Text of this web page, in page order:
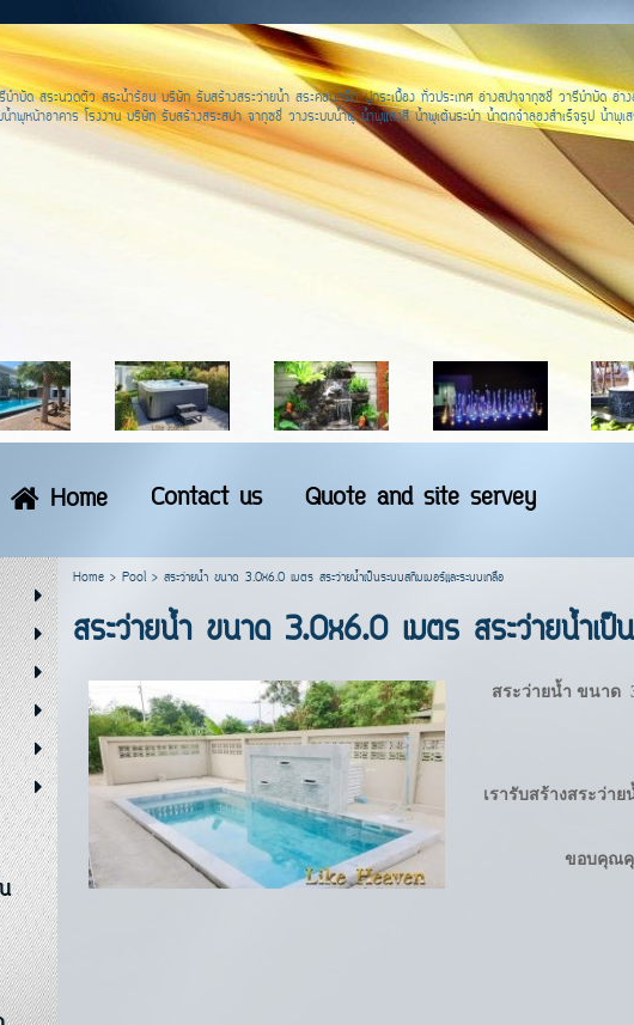
ำบัด สระนวดตัว สระน้ำร้อน บริษัท รับสร้างสระว่ายน้ำ สระคอนกรีต ปูกระเบื้อง ทั่วประเทศ อ่างสปาจากุซชี่ วารีบำบัด
พุหน้าอาคาร โรงงาน บริษัท รับสร้างสระสปา จากุซชี่ วางระบบน้ำพุ น้ำพุแสงสี น้ำพุเต้นระบำ น้ำตกจำลองสำเร็จรูป น้ำพุเ
Home Contact us Quote and site servey
Home> Pool> สระว่ายน้ำ ขนาด 3.0x6.0 เมตร สระว่ายน้ำเป็นระบบสกิมเมอร์และระบบเกลือ
สระว่ายน้ำ ขนาด 3.0x6.0 เมตร สระว่ายน้ำเป็น
สระว่ายน้ำ ขนาด
เรารับสร้างสระว่
ขอบคุณ